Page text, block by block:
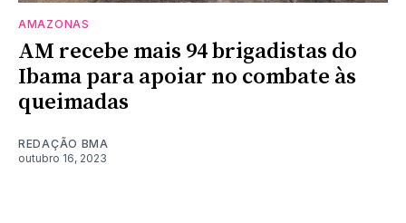
AMAZONAS
AM recebe mais 94 brigadistas do
Ibama para apoiar no combate às
queimadas
REDAÇÃO BMA
outubro 16, 2023